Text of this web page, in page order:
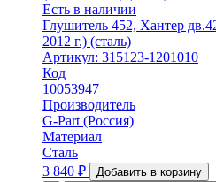
Есть в наличии
Глушитель 452, Хантер
2012 г.) (сталь)
Артикул: 315123-1201010
Код
10053947
Производитель
G-Part (Россия)
Материал
Сталь
3 840 ₽
Добавить в корзину